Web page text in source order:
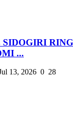
...
13, 2026 0 28